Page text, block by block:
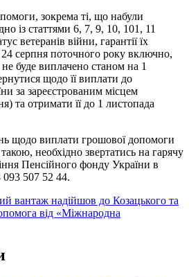
зокрема ті, що набули
із статтями 6, 7, 9, 10, 101, 11
ветеранів війни, гарантії їх
24 серпня поточного року включно,
буде виплачено станом на 1
щодо її виплати до
за зареєстрованим місцем
та отримати її до 1 листопада
щодо виплати грошової допомоги
необхідно звертатись на гарячу
Пенсійного фонду України в
093 507 52 44.
вантаж надійшов до Козацького та
від «Міжнародна